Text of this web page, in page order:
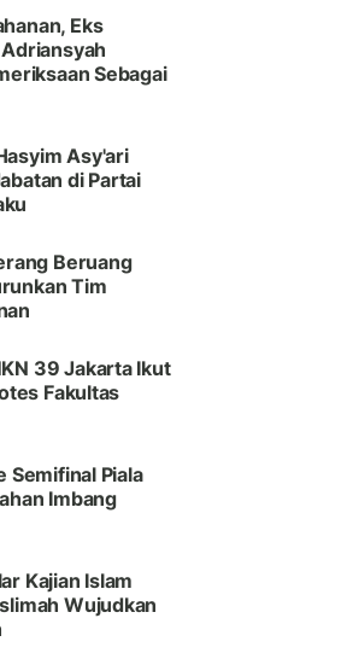
Eks
Sebagai
Asy'ari
di Partai
Beruang
Tim
39 Jakarta Ikut
Fakultas
Semifinal Piala
Imbang
Kajian Islam
Wujudkan